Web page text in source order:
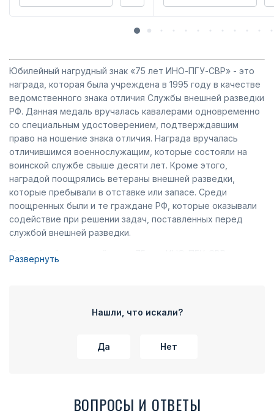
Юбилейный нагрудный знак «75 лет ИНО-ПГУ-СВР» - это
награда, которая была учреждена в 1995 году в качестве
ведомственного знака отличия Службы внешней разведки
РФ. Данная медаль вручалась кавалерами одновременно
со специальным удостоверением, подтверждавшим
право на ношение знака отличия. Награда вручалась
отличившимся военнослужащим, которые состояли на
воинской службе свыше десяти лет. Кроме этого,
наградой поощрялись ветераны внешней разведки,
которые пребывали в отставке или запасе. Среди
поощренных были и те граждане РФ, которые оказывали
содействие при решении задач, поставленных перед
службой внешней разведки.
Юбилейный нагрудный знак «75 лет ИНО-ПГУ-СВР»
выполнен в виде стилизованной пятиконечной выпуклой
колодка прямоугольной формы, которая покрыта
муаровой шелковой лентой синего цвета. На плоскости
латунного сплава. На ней имеются рельефные канты и
создании которого использовались серая и голубая
Развернуть
Нашли, что искали?
Да Нет
ВОПРОСЫ И ОТВЕТЫ